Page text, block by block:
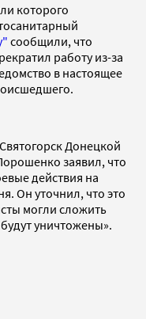
которого
сообщили, что
работу из-за
в настоящее
Донецкой
заявил, что
действия на
Он уточнил, что это
могли сложить
уничтожены».